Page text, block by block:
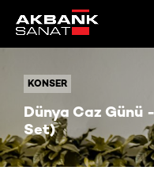
KONSER
Dünya Caz Günü
Set)
KONSER Dünya